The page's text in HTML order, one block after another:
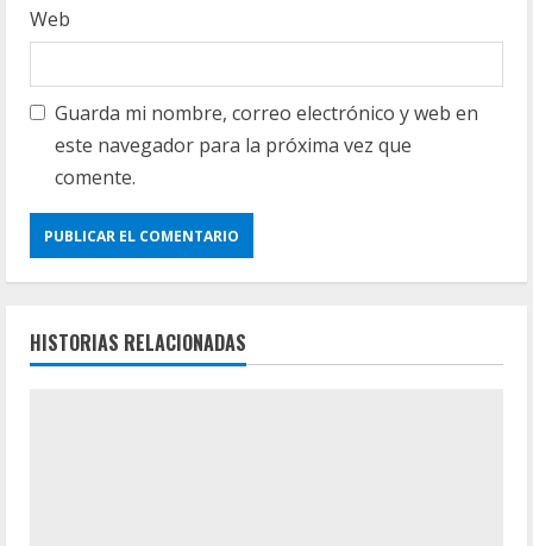
Web
Guarda mi nombre, correo electrónico y web en
este navegador para la próxima vez que
comente.
HISTORIAS RELACIONADAS